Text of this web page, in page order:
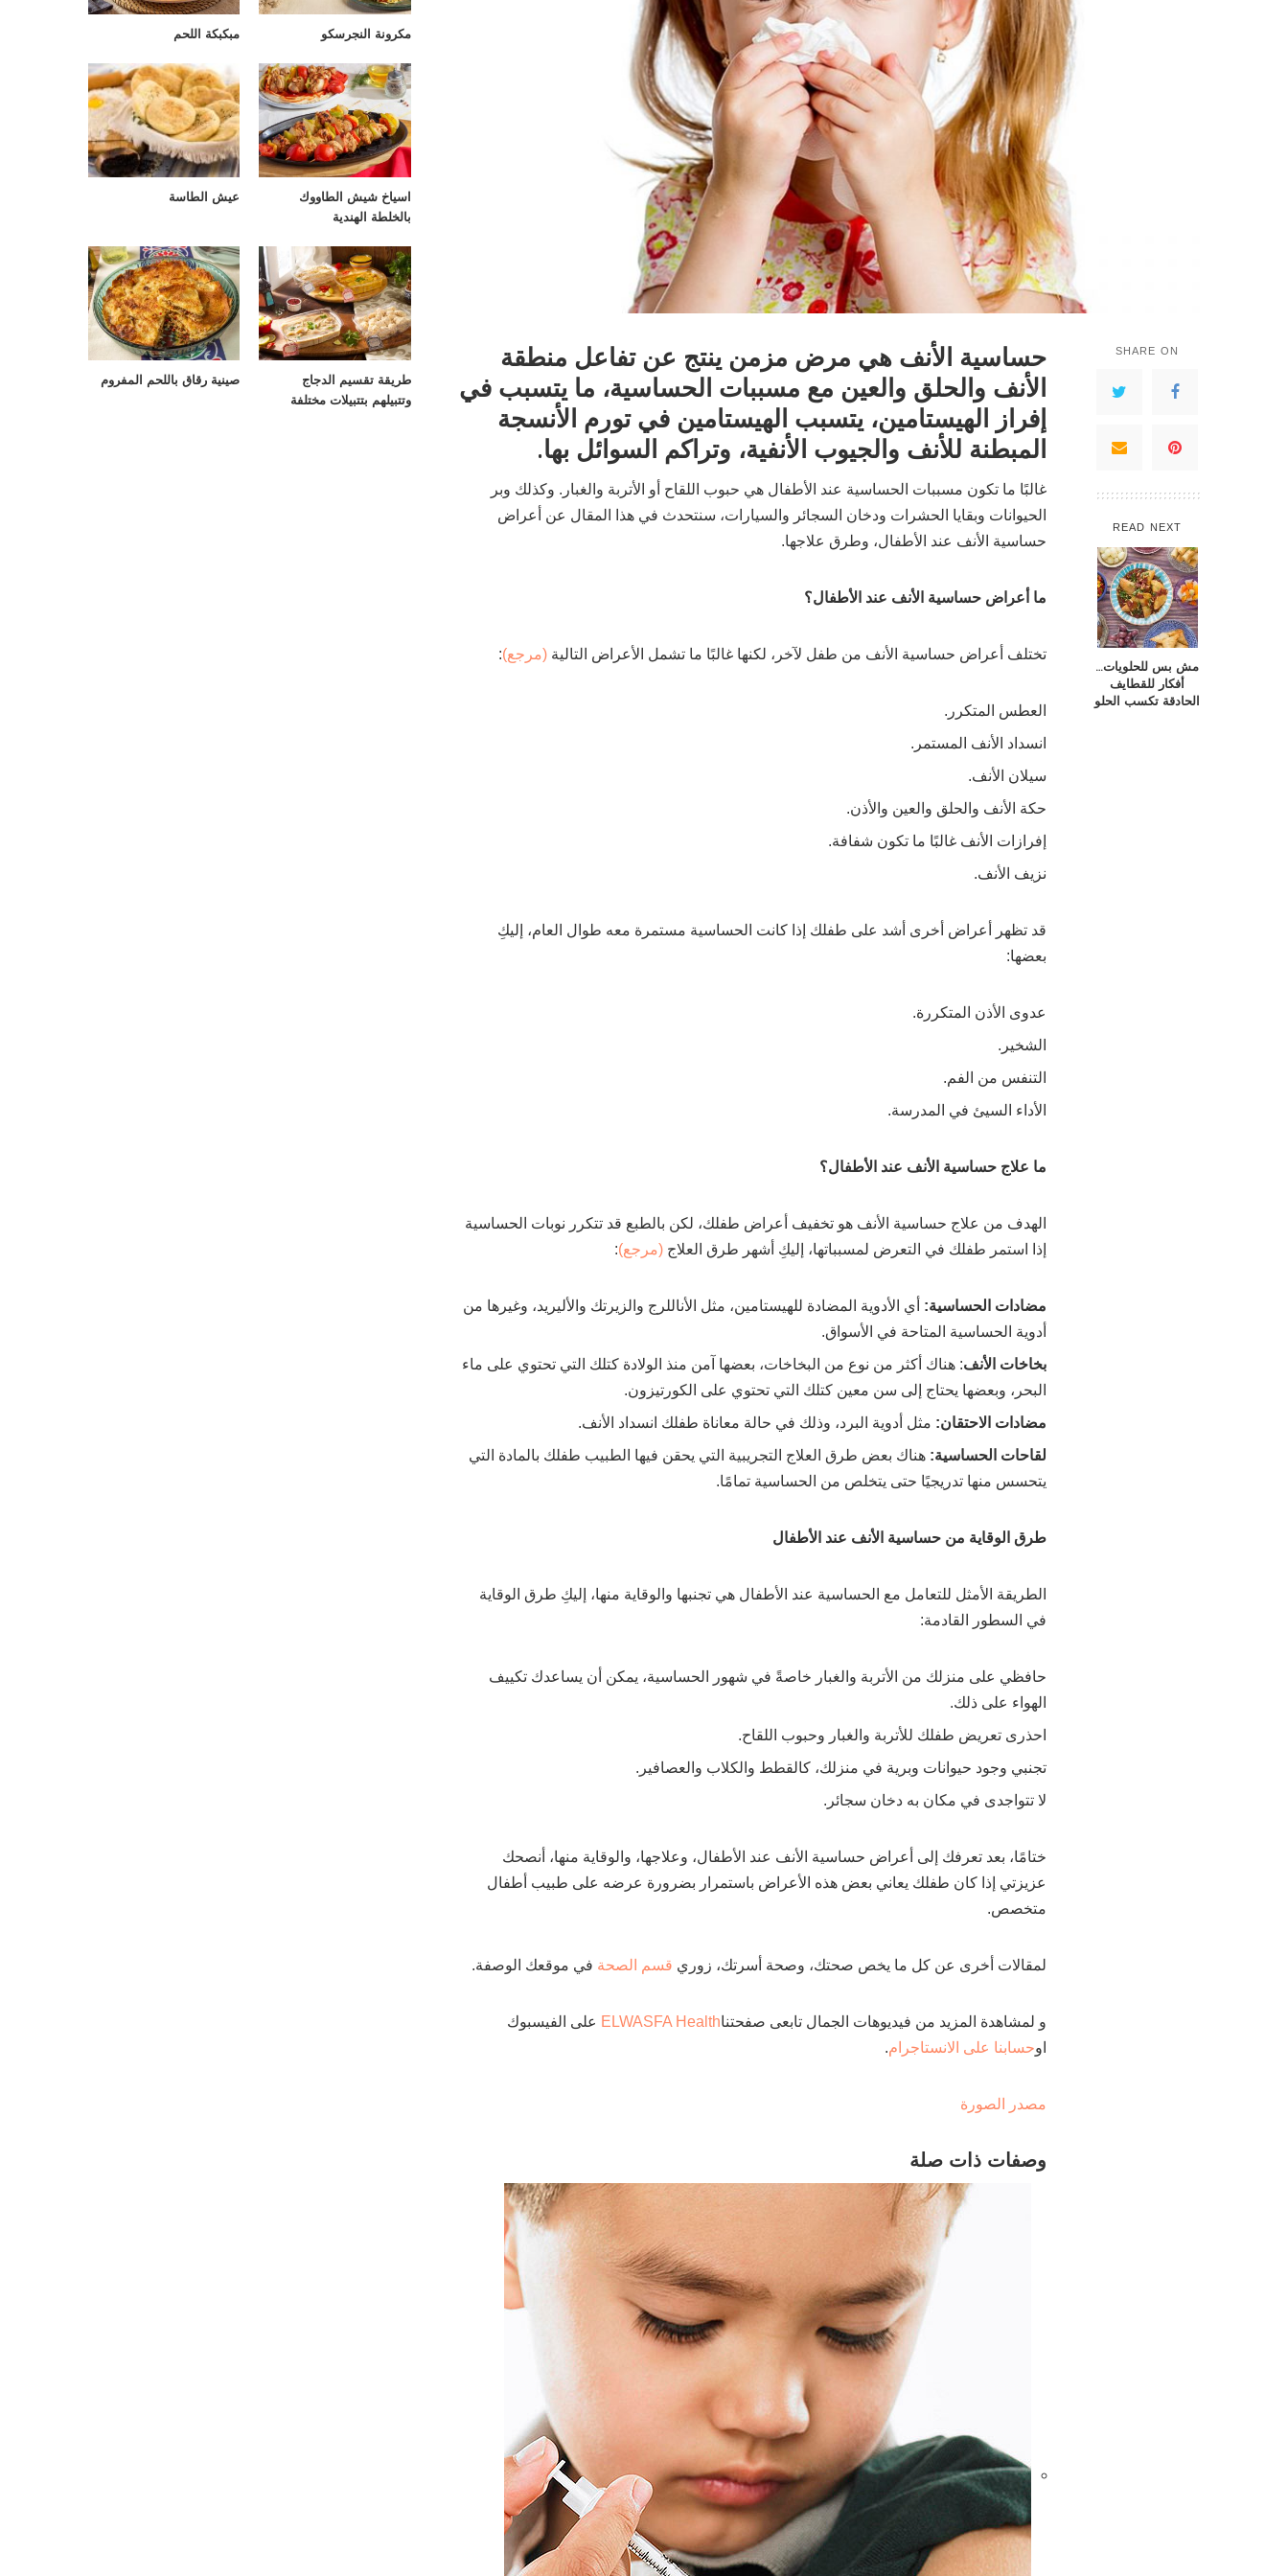
SHARE ON
READ NEXT
مش بس للحلويات…
أفكار للقطايف
الحادقة تكسب الحلو
حساسية الأنف هي مرض مزمن ينتج عن تفاعل منطقة
الأنف والحلق والعين مع مسببات الحساسية، ما يتسبب في
إفراز الهيستامين، يتسبب الهيستامين في تورم الأنسجة
المبطنة للأنف والجيوب الأنفية، وتراكم السوائل بها.
غالبًا ما تكون مسببات الحساسية عند الأطفال هي حبوب اللقاح أو الأتربة والغبار. وكذلك وبر
الحيوانات وبقايا الحشرات ودخان السجائر والسيارات، سنتحدث في هذا المقال عن أعراض
حساسية الأنف عند الأطفال، وطرق علاجها.
ما أعراض حساسية الأنف عند الأطفال؟
تختلف أعراض حساسية الأنف من طفل لآخر، لكنها غالبًا ما تشمل الأعراض التالية (مرجع):
العطس المتكرر.
انسداد الأنف المستمر.
سيلان الأنف.
حكة الأنف والحلق والعين والأذن.
إفرازات الأنف غالبًا ما تكون شفافة.
نزيف الأنف.
قد تظهر أعراض أخرى أشد على طفلك إذا كانت الحساسية مستمرة معه طوال العام، إليكِ
بعضها:
عدوى الأذن المتكررة.
الشخير.
التنفس من الفم.
الأداء السيئ في المدرسة.
ما علاج حساسية الأنف عند الأطفال؟
الهدف من علاج حساسية الأنف هو تخفيف أعراض طفلك، لكن بالطبع قد تتكرر نوبات الحساسية
إذا استمر طفلك في التعرض لمسبباتها، إليكِ أشهر طرق العلاج (مرجع):
مضادات الحساسية: أي الأدوية المضادة للهيستامين، مثل الأناللرج والزيرتك والأليريد، وغيرها من
أدوية الحساسية المتاحة في الأسواق.
بخاخات الأنف: هناك أكثر من نوع من البخاخات، بعضها آمن منذ الولادة كتلك التي تحتوي على ماء
البحر، وبعضها يحتاج إلى سن معين كتلك التي تحتوي على الكورتيزون.
مضادات الاحتقان: مثل أدوية البرد، وذلك في حالة معاناة طفلك انسداد الأنف.
لقاحات الحساسية: هناك بعض طرق العلاج التجريبية التي يحقن فيها الطبيب طفلك بالمادة التي
يتحسس منها تدريجيًا حتى يتخلص من الحساسية تمامًا.
طرق الوقاية من حساسية الأنف عند الأطفال
الطريقة الأمثل للتعامل مع الحساسية عند الأطفال هي تجنبها والوقاية منها، إليكِ طرق الوقاية
في السطور القادمة:
حافظي على منزلك من الأتربة والغبار خاصةً في شهور الحساسية، يمكن أن يساعدك تكييف
الهواء على ذلك.
احذرى تعريض طفلك للأتربة والغبار وحبوب اللقاح.
تجنبي وجود حيوانات وبرية في منزلك، كالقطط والكلاب والعصافير.
لا تتواجدى في مكان به دخان سجائر.
ختامًا، بعد تعرفك إلى أعراض حساسية الأنف عند الأطفال، وعلاجها، والوقاية منها، أنصحك
عزيزتي إذا كان طفلك يعاني بعض هذه الأعراض باستمرار بضرورة عرضه على طبيب أطفال
متخصص.
لمقالات أخرى عن كل ما يخص صحتك، وصحة أسرتك، زوري قسم الصحة في موقعك الوصفة.
و لمشاهدة المزيد من فيديوهات الجمال تابعى صفحتناELWASFA Health على الفيسبوك
اوحسابنا على الانستاجرام.
مصدر الصورة
وصفات ذات صلة
مكرونة النجرسكو مبكبكة اللحم
اسياخ شيش الطاووك
بالخلطة الهندية
عيش الطاسة
طريقة تقسيم الدجاج
وتتبيلهم بتتبيلات مختلفة
صينية رقاق باللحم المفروم